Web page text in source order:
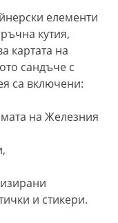
елементи
кутия,
картата на
сандъче с
са включени:
на Железния
и стикери.